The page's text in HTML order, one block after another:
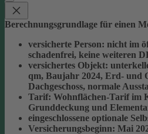
Berechnungsgrundlage für einen
versicherte Person: nicht im
schadenfrei, keine weiteren
versichertes Objekt:
qm, Baujahr 2024, Erd- und
Dachgeschoss, normale
Tarif: Wohnflächen-Tarif im
Grunddeckung und
eingeschlossene optionale
Versicherungsbeginn: Mai